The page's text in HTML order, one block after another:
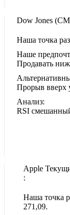
Dow Jones
Наша точка
Наше
Продавать
Прорыв вверх
Анализ:
RSI
Apple
:
Наша точка
271,09.